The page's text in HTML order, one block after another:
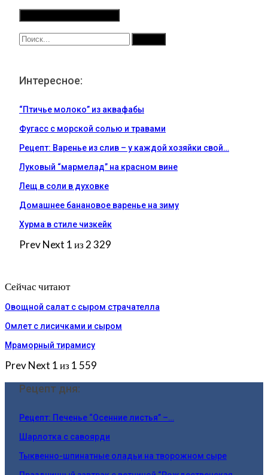
Интересное:
“Птичье молоко” из аквафабы
Фугасс с морской солью и травами
Рецепт: Варенье из слив – у каждой хозяйки свой…
Луковый “мармелад” на красном вине
Лещ в соли в духовке
Домашнее банановое варенье на зиму
Хурма в стиле чизкейк
PrevNext 1 из 2 329
Сейчас читают
Овощной салат с сыром страчателла
Омлет с лисичками и сыром
Мраморный тирамису
PrevNext 1 из 1 559
Рецепт дня:
Рецепт: Печенье “Осенние листья” –…
Шарлотка с савоярди
Тыквенно-шпинатные оладьи на творожном сыре